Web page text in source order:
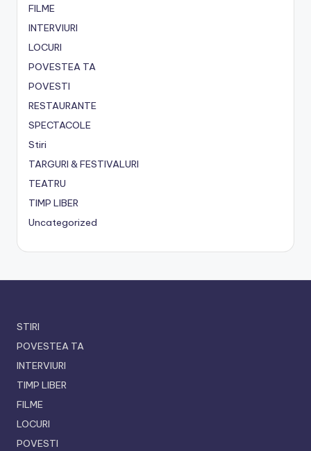
FILME
INTERVIURI
LOCURI
POVESTEA TA
POVESTI
RESTAURANTE
SPECTACOLE
Stiri
TARGURI & FESTIVALURI
TEATRU
TIMP LIBER
Uncategorized
STIRI
POVESTEA TA
INTERVIURI
TIMP LIBER
FILME
LOCURI
POVESTI